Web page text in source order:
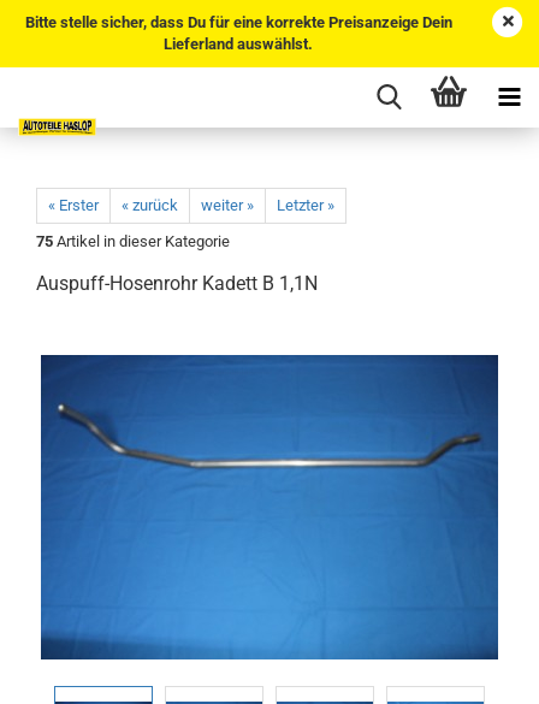
Bitte stelle sicher, dass Du für eine korrekte Preisanzeige Dein
Lieferland auswählst.
« Erster « zurück weiter »
Letzter »
75 Artikel in dieser Kategorie
Auspuff-Hosenrohr Kadett B 1,1N